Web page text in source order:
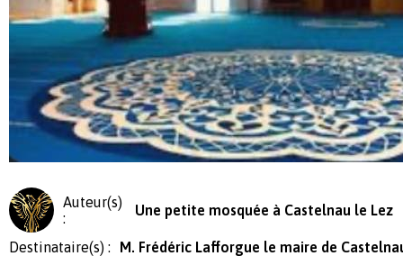
Auteur(s)
:
Une petite mosquée à Castelnau le Lez
Destinataire(s) : M. Frédéric Lafforgue le maire de